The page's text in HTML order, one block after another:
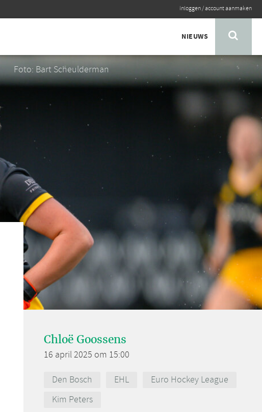
inloggen/account aanmaken
NIEUWS
Foto: Bart Scheulderman
Chloë Goossens
16 april 2025 om 15:00
Den Bosch EHL
Euro Hockey League
Kim Peters